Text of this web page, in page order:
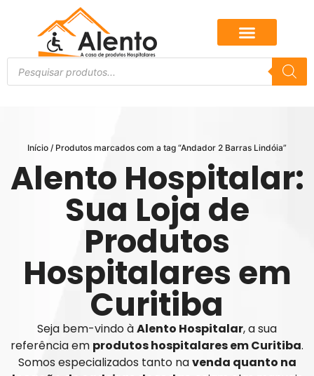
Início / Produtos marcados com a tag “Andador 2 Barras Lindóia”
Alento Hospitalar:
Sua Loja de
Produtos
Hospitalares em
Curitiba
Seja bem-vindo àAlento Hospitalar, a sua
referência em produtos hospitalares em Curitiba.
Somos especializados tanto navenda quanto na